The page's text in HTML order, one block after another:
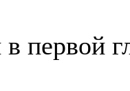
первой